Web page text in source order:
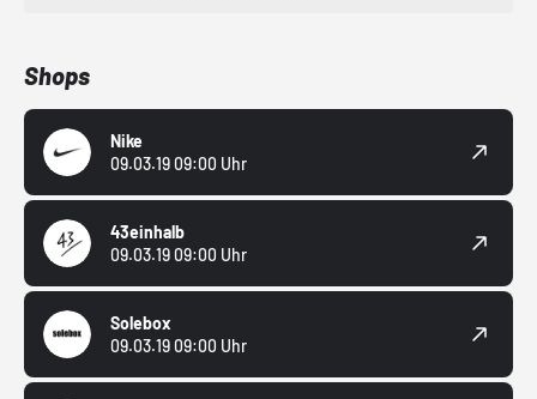
Shops
Nike
09.03.19 09:00 Uhr
43einhalb
09.03.19 09:00 Uhr
Solebox
09.03.19 09:00 Uhr